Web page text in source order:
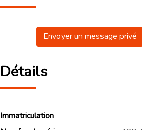
Envoyer un message privé
Détails
Immatriculation